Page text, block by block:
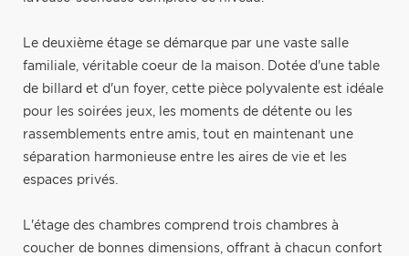
Le deuxième étage se démarque par une vaste salle
familiale, véritable coeur de la maison. Dotée d'une table
de billard et d'un foyer, cette pièce polyvalente est idéale
pour les soirées jeux, les moments de détente ou les
rassemblements entre amis, tout en maintenant une
séparation harmonieuse entre les aires de vie et les
espaces privés.
L'étage des chambres comprend trois chambres à
coucher de bonnes dimensions, offrant à chacun confort